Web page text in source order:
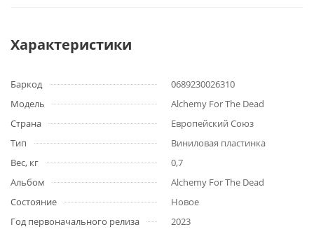
Характеристики
Баркод
0689230026310
Модель
Alchemy For The Dead
Страна
Европейский Союз
Тип
Виниловая пластинка
Вес, кг
0,7
Альбом
Alchemy For The Dead
Состояние
Новое
Год первоначального релиза
2023